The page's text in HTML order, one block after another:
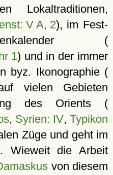
Lokaltraditionen,
V A, 2), im Fest-
(
1) und in der immer
byz. Ikonographie (
vielen Gebieten
des Orients (
, Syrien: IV, Typikon
Züge und geht im
Wieweit die Arbeit
von diesem